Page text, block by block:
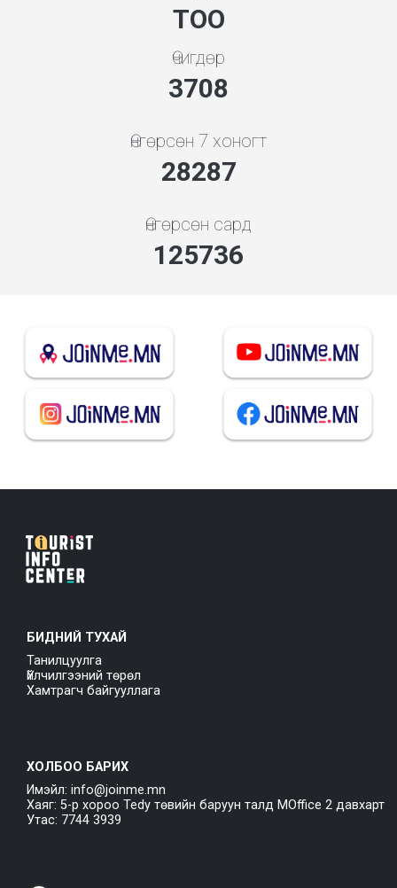
ТОО
Өчигдөр
3994
Өнгөрсөн 7 хоногт
30463
Өнгөрсөн сард
135408
БИДНИЙ ТУХАЙ
Танилцуулга
Үйлчилгээний төрөл
Хамтрагч байгууллага
ХОЛБОО БАРИХ
Имэйл: info@joinme.mn
Хаяг: 5-р хороо Tedy төвийн баруун талд MOffice 2 давхарт
Утас: 7744 3939